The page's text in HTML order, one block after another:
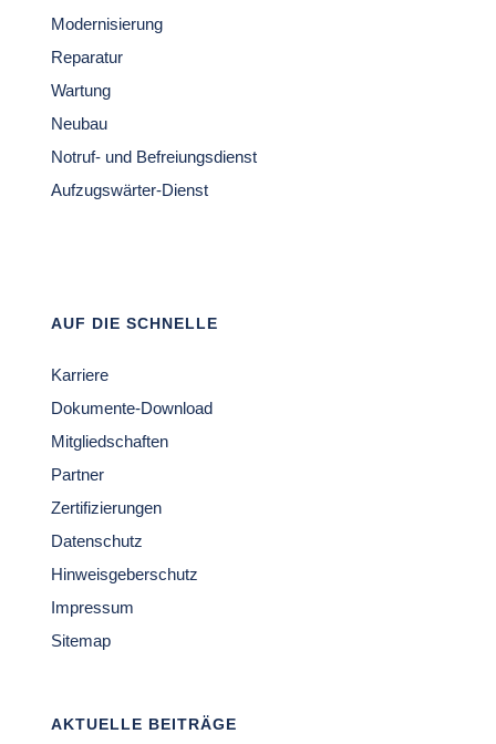
Modernisierung
Reparatur
Wartung
Neubau
Notruf- und Befreiungsdienst
Aufzugswärter-Dienst
AUF DIE SCHNELLE
Karriere
Dokumente-Download
Mitgliedschaften
Partner
Zertifizierungen
Datenschutz
Hinweisgeberschutz
Impressum
Sitemap
AKTUELLE BEITRÄGE